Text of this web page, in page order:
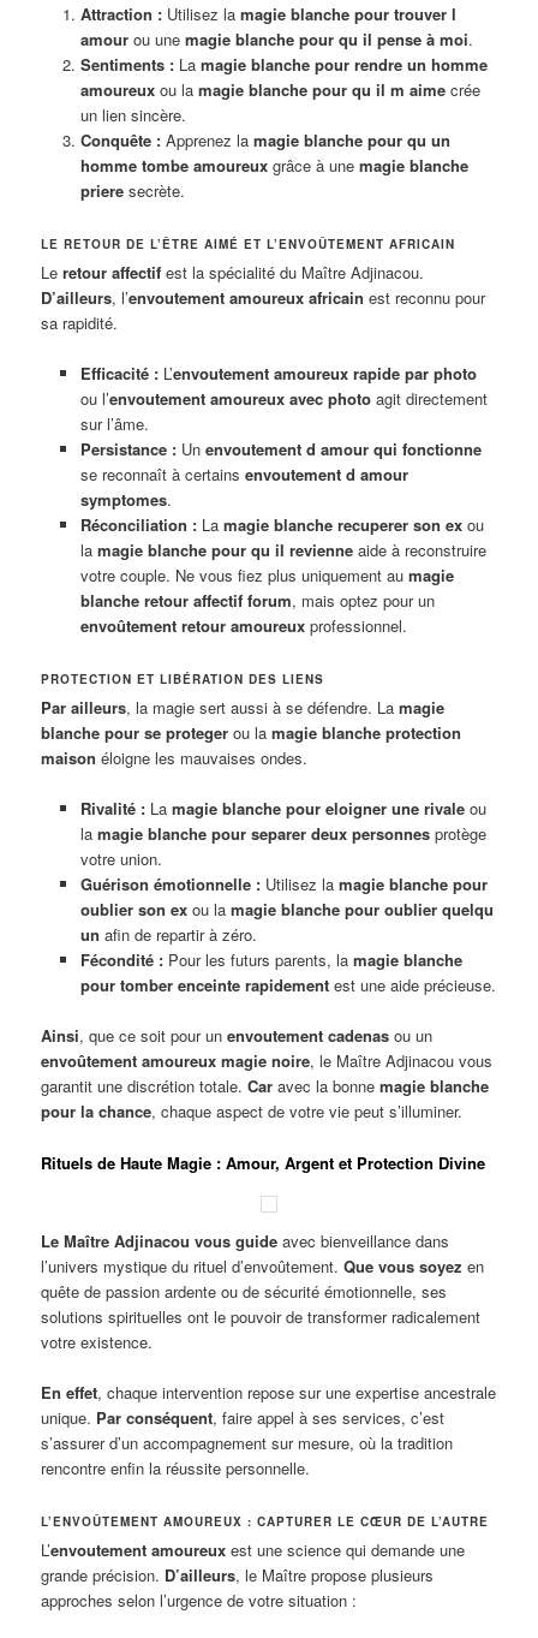
Attraction :Utilisez la magie blanche pour trouver l
amourou une magie blanche pour qu il pense à moi.
Sentiments :La magie blanche pour rendre un homme
amoureuxou la magie blanche pour qu il m aimecrée
un lien sincère.
Conquête :Apprenez la magie blanche pour qu un
homme tombe amoureuxgrâce à une magie blanche
prieresecrète.
LE RETOUR DE L’ÊTRE AIMÉ ET L’ENVOÛTEMENT AFRICAIN
Leretour affectif est la spécialité du Maître Adjinacou.
D’ailleurs, l’envoutement amoureux africain est reconnu pour
sa rapidité.
Efficacité :L’envoutement amoureux rapide par photo
ou l’envoutement amoureux avec photoagit directement
sur l’âme.
Persistance :Un envoutement d amour qui fonctionne
se reconnaît à certains envoutement d amour
symptomes.
Réconciliation :La magie blanche recuperer son exou
la magie blanche pour qu il revienneaide à reconstruire
votre couple. Ne vous fiez plus uniquement au magie
blanche retour affectif forum, mais optez pour un
envoûtement retour amoureuxprofessionnel.
PROTECTION ET LIBÉRATION DES LIENS
Par ailleurs, la magie sert aussi à se défendre. Lamagie
blanche pour se proteger ou lamagie blanche protection
maison éloigne les mauvaises ondes.
Rivalité :La magie blanche pour eloigner une rivaleou
la magie blanche pour separer deux personnesprotège
votre union.
Guérison émotionnelle :Utilisez la magie blanche pour
oublier son exou la magie blanche pour oublier quelqu
un afin de repartir à zéro.
Fécondité :Pour les futurs parents, la magie blanche
pour tomber enceinte rapidementest une aide précieuse.
Ainsi, que ce soit pour unenvoutement cadenas ou un
envoûtement amoureux magie noire, le Maître Adjinacou vous
garantit une discrétion totale.Car avec la bonnemagie blanche
pour la chance, chaque aspect de votre vie peut s’illuminer.
Rituels de Haute Magie : Amour, Argent et Protection Divine
Le Maître Adjinacou vous guide avec bienveillance dans
l’univers mystique du rituel d’envoûtement.Que vous soyez en
quête de passion ardente ou de sécurité émotionnelle, ses
solutions spirituelles ont le pouvoir de transformer radicalement
votre existence.
En effet, chaque intervention repose sur une expertise ancestrale
unique. Par conséquent, faire appel à ses services, c’est
s’assurer d’un accompagnement sur mesure, où la tradition
rencontre enfin la réussite personnelle.
L’ENVOÛTEMENT AMOUREUX : CAPTURER LE CŒUR DE L’AUTRE
L’envoutement amoureux est une science qui demande une
grande précision. D’ailleurs, le Maître propose plusieurs
approches selon l’urgence de votre situation :